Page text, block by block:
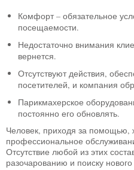
Комфорт – обязательное
посещаемости.
Недостаточно внимания
вернется.
Отсутствуют действия,
посетителей, и компания
Парикмахерское
постоянно его обновлять.
Человек, приходя за помощью,
профессиональное
Отсутствие любой из этих
разочарованию и поиску